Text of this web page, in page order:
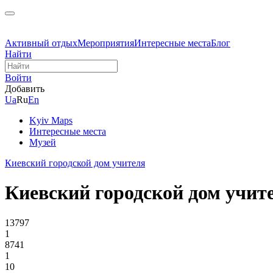
Активный отдыхМероприятияИнтересные местаБлог
Найти
Войти
Добавить
UaRuEn
Kyiv Maps
Интересные места
Музей
Киевский городской дом учителя
Киевский городской дом
13797
1
8741
1
10